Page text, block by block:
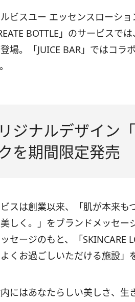
ルビスユー エッセンスローシ
BOTTLE」のサービス
場。「JUICE BAR」ではコ
ジナルデザイン
を期間限定発売
スは創業以来、「肌が本来も
しく。」をブランドメッセー
ッセージのもと、「SKINCARE
くお過ごしいただける施設」
にはあなたらしい美しさ、生